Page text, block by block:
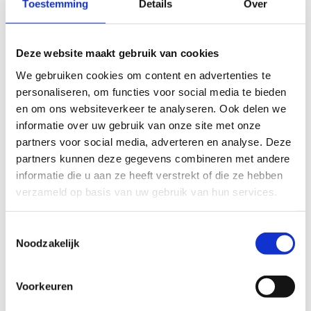
Toestemming Details Over
Deze website maakt gebruik van cookies
We gebruiken cookies om content en advertenties te
personaliseren, om functies voor social media te bieden
en om ons websiteverkeer te analyseren. Ook delen we
informatie over uw gebruik van onze site met onze
partners voor social media, adverteren en analyse. Deze
partners kunnen deze gegevens combineren met andere
informatie die u aan ze heeft verstrekt of die ze hebben
verzameld op basis van uw gebruik van hun services.
Noodzakelijk
VoorkeurenOp sportstage in Genk?